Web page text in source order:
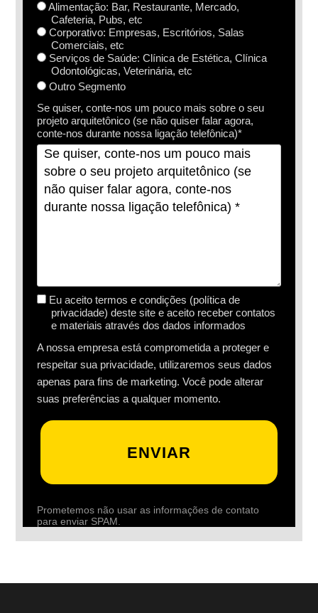
Alimentação: Bar, Restaurante, Mercado,
Cafeteria, Pubs, etc
Corporativo: Empresas, Escritórios, Salas
Comerciais, etc
Serviços de Saúde: Clínica de Estética, Clínica
Odontológicas, Veterinária, etc
Outro Segmento
Se quiser, conte-nos um pouco mais sobre o seu
projeto arquitetônico (se não quiser falar agora,
conte-nos durante nossa ligação telefônica)*
Eu aceito termos e condições (política de
privacidade) deste site e aceito receber contatos
e materiais através dos dados informados
A nossa empresa está comprometida a proteger e
respeitar sua privacidade, utilizaremos seus dados
apenas para fins de marketing. Você pode alterar
suas preferências a qualquer momento.
ENVIAR
Prometemos não usar as informações de contato
para enviar SPAM.